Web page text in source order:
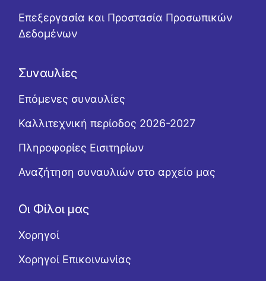
Επεξεργασία και Προστασία Προσωπικών
Δεδομένων
Συναυλίες
Επόμενες συναυλίες
Καλλιτεχνική περίοδος 2026-2027
Πληροφορίες Εισιτηρίων
Αναζήτηση συναυλιών στο αρχείο μας
Οι Φίλοι μας
Χορηγοί
Χορηγοί Επικοινωνίας